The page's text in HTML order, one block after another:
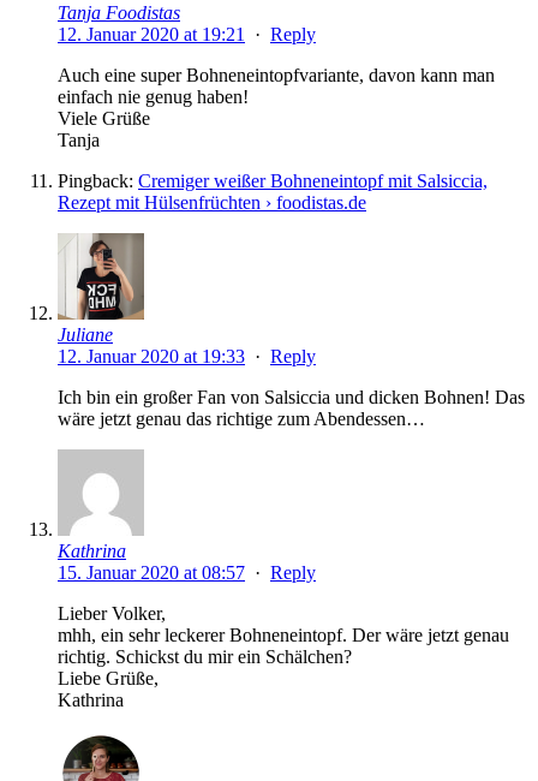
Tanja Foodistas
12. Januar 2020 at 19:21
· Reply
Auch eine super Bohneneintopfvariante, davon kann man
einfach nie genug haben!
Viele Grüße
Tanja
Pingback: Cremiger weißer Bohneneintopf mit Salsiccia,
Rezept mit Hülsenfrüchten › foodistas.de
Juliane
12. Januar 2020 at 19:33 · Reply
Ich bin ein großer Fan von Salsiccia und dicken Bohnen! Das
wäre jetzt genau das richtige zum Abendessen…
Kathrina
15. Januar 2020 at 08:57 · Reply
Lieber Volker,
mhh, ein sehr leckerer Bohneneintopf. Der wäre jetzt genau
richtig. Schickst du mir ein Schälchen?
Liebe Grüße,
Kathrina